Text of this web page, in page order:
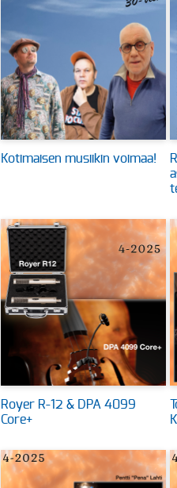
Kotimaisen musiikin voimaa!
Royer R-12 & DPA 4099
Core+